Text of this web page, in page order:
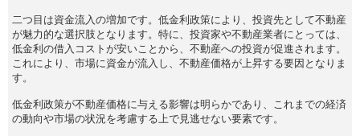
二つ目は資金流入の増加です。低金利政策により、投資先として不動産
が魅力的な選択肢となります。特に、投資家や不動産業者にとっては、
低金利の借入コストが安いことから、不動産への投資が促進されます。
これにより、市場に資金が流入し、不動産価格が上昇する要因となりま
す。
低金利政策が不動産価格に与える影響は明らかであり、これまでの経済
の動向や市場の状況を考慮する上で見逃せない要素です。